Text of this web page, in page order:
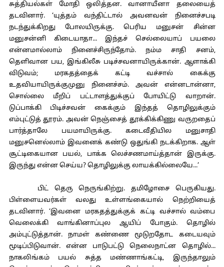
சுத்தியல்கள் மோதி ஒலித்தன. வானாயீனா தலையைத்
தடவினார். ‘யுத்தம் வந்திட்டால் அவனவன் நினைச்சபடி
நடந்துக்கிறது போலயிருக்கு. பெரிய மனுசன் சின்ன
மனுசன்னி கிடையாதா... இந்தச் செல்லையாப் பயலை
என்னமால்லாம் நினைச்சிருந்தோம். நம்ம சாதி சனம்,
தெளிவான பய, இங்கிலீசு படிச்சவனாயிருக்கான். ஆளாக்கி
விடுவம்; மரகதத்தைக் கட்டி வச்சால் கைக்கு
உதவியாயிருக்குமுனு நினைச்சம். அவன் என்னடான்னா,
சொல்லை மீறிப் பட்டாளத்துக்குப் போயிட்டு வாறான்.
டுப்பாக்கி பிடிச்சவன் கைக்கும் இந்தத் தொழிலுக்கும்
எம்புட்டுத் தூரம். அவன் நெஞ்சைத் தூக்கிக்கிணு வருறதைப்
பார்த்தாலே பயமாயிருக்கு. கடைவீதியில மனுசாதி
மனுசனெல்லாம் இவனைக் கண்டு ஒதுங்கி நடக்கிறாக. ஆள்
சூட்டிகையான பயல், பாக்க லெச்சணமாய்த்தான் இருக்கு.
இருந்து என்ன செய்ய? தொழிலுக்கு லாயக்கில்லையே...’
பிட் தெரு நெருங்கிற்று. தமிழோசை பெருகியது.
பிள்ளையவர்கள் வலது உள்ளங்கையால் நெற்றியைத்
தடவினார். ‘இவனை மரகதத்துக்குக் கட்டி வச்சால் வம்பை
வெலைக்கி வாங்கினாப்புல ஆயிப் போகும். தொழில்
அம்புட்டுத்தான். நாமள் கண்ணை மூடுறதோட கடையவும்
மூடிப்பிடுவான். என்ன பாடுபட்டு நெலைநாட்ன தொழில்...
நாகலிங்கம் பயல் சுத்த மண்ணாங்கட்டி, இருந்தாலும்